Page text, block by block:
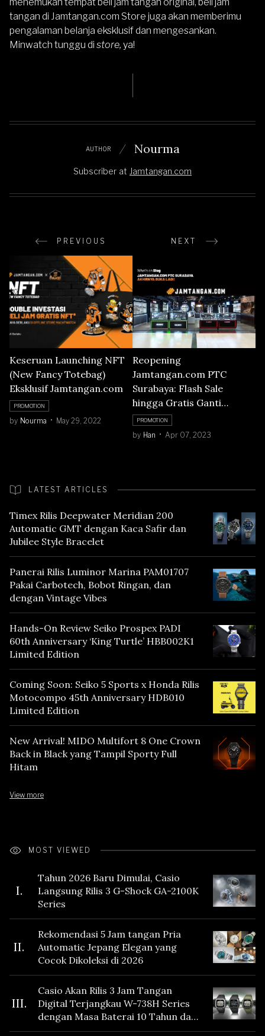
tangan di Jamtangan.com Store juga akan memberimu
pengalaman belanja eksklusif dan mengesankan.
Minwatch tunggu di store, ya!
AUTHOR Nourma
Subscriber at Jamtangan.com
PREVIOUS NEXT
Keseruan Launching NFT
(New Fancy Totebag)
Eksklusif Jamtangan.com
PROMOTION
by Nourma May 29, 2022
Reopening
Jamtangan.com PTC
Surabaya: Flash Sale
hingga Gratis Ganti
Baterai!
PROMOTION
by Han Apr 07, 2023
LATEST ARTICLES
Timex Rilis Deepwater Meridian 200
Automatic GMT dengan Kaca Safir dan
Jubilee Style Bracelet
Panerai Rilis Luminor Marina PAM01707
Pakai Carbotech, Bobot Ringan, dan
dengan Vintage Vibes
Hands-On Review Seiko Prospex PADI
60th Anniversary ‘King Turtle’ HBB002K1
Limited Edition
Coming Soon: Seiko 5 Sports x Honda Rilis
Motocompo 45th Anniversary HDB010
Limited Edition
New Arrival! MIDO Multifort 8 One Crown
Back in Black yang Tampil Sporty Full
Hitam
View more
MOST VIEWED
I.
Tahun 2026 Baru Dimulai, Casio
Langsung Rilis 3 G-Shock GA-2100K
Series
II.
Rekomendasi 5 Jam tangan Pria
Automatic Jepang Elegan yang
Cocok Dikoleksi di 2026
III.
Casio Akan Rilis 3 Jam Tangan
Digital Terjangkau W-738H Series
dengan Masa Baterai 10 Tahun dan
Fitur Vibration